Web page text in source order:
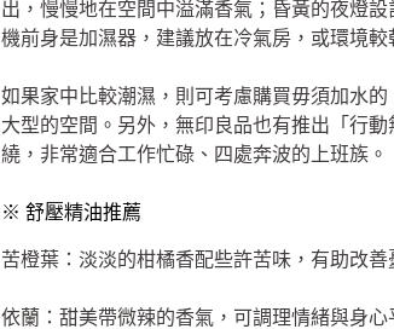
出，慢慢地在空間中溢滿香氣；昏黃的夜燈
機前身是加濕器，建議放在冷氣房，或環境
如果家中比較潮濕，則可考慮購買毋須加水
大型的空間。另外，無印良品也有推出「行
繞，非常適合工作忙碌、四處奔波的上班族。
※ 舒壓精油推薦
苦橙葉：淡淡的柑橘香配些許苦味，有助改
依蘭：甜美帶微辣的香氣，可調理情緒與身